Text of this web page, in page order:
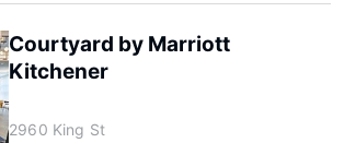
Courtyard by Marriott
Kitchener
2960 King St